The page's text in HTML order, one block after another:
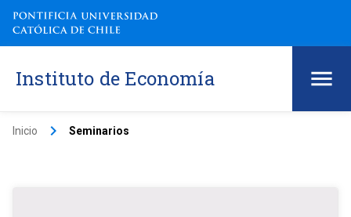
Instituto de Economía
Inicio keyboard_arrow_right Seminarios